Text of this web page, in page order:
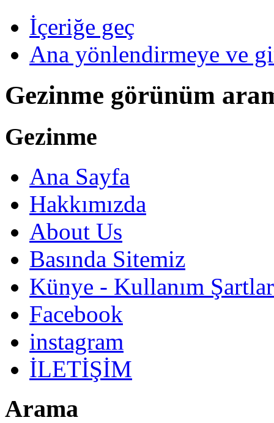
İçeriğe geç
Ana yönlendirmeye ve
Gezinme görünüm
Gezinme
Ana Sayfa
Hakkımızda
About Us
Basında Sitemiz
Künye - Kullanım
Facebook
instagram
İLETİŞİM
Arama